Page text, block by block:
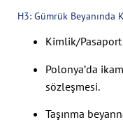
H3: Gümrük Beyanında
Kimlik/
Polonya’da
sözleşmesi.
Taşınma